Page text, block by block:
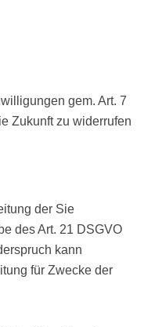
gem. Art. 7
Zukunft zu widerrufen
der Sie
des Art. 21 DSGVO
kann
für Zwecke der